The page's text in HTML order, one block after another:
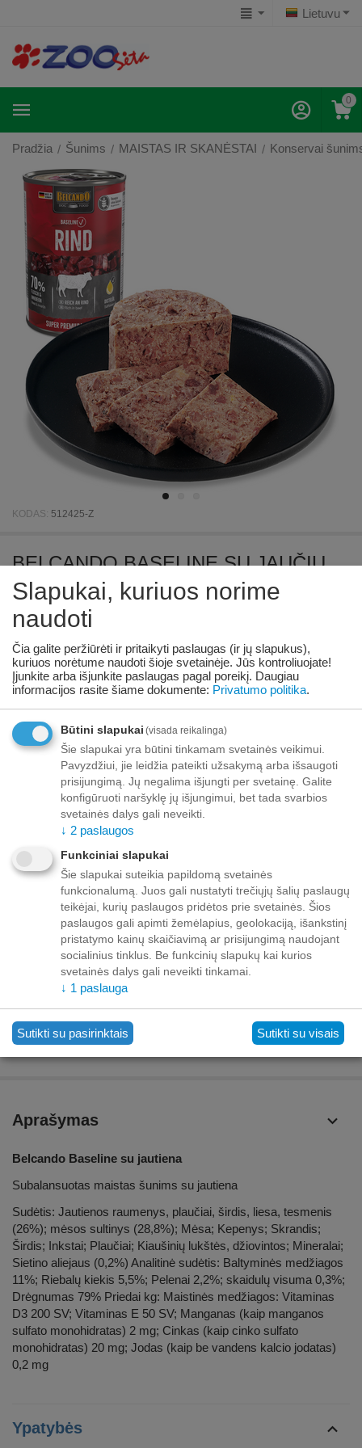
Lietuvu
0
Pradžia / Šunims / MAISTAS IR SKANĖSTAI / Konservai
KODAS: 512425-Z
BELCANDO BASELINE SU JAUČIU
400GR - ŠUNŲ KONSERVAI BE
GRŪDŲ
Prieinamumas: 156 vnt. tiekėjo sandėlyje
€242
: 08/08/2026
Minimalus kiekis prekei "BELCANDO BASELINE SU
JAUČIU 400GR - ŠUNŲ KONSERVAI BE GRŪDŲ"
Pridėti prie pageidavimų sąrašo Užduokite klausimą
Pristatymas
Iki buto durų nuo 70,00 EUR nemokamai!
Iki 69,99 EUR pristatymo mokestis:
Venipak kurjeris – 10,00 EUR
Unisend siuntų automatas - 3,50 EUR
Omniva siuntų automatas - 5,00 EUR
Mokėjimas
Aprašymas
Belcando Baseline su jautiena
Subalansuotas maistas šunims su jautiena
Sudėtis: Jautienos raumenys, plaučiai, širdis, liesa, tesmenis
(26%); mėsos sultinys (28,8%); Mėsa; Kepenys; Skrandis;
Širdis; Inkstai; Plaučiai; Kiaušinių lukštės, džiovintos; Mineralai;
Sietino aliejaus (0,2%) Analitinė sudėtis: Baltyminės medžiagos
11%; Riebalų kiekis 5,5%; Pelenai 2,2%; skaidulų visuma 0,3%;
Drėgnumas 79% Priedai kg: Maistinės medžiagos: Vitaminas
D3 200 SV; Vitaminas E 50 SV; Manganas (kaip manganos
sulfato monohidratas) 2 mg; Cinkas (kaip cinko sulfato
monohidratas) 20 mg; Jodas (kaip be vandens kalcio jodatas)
0,2 mg
Ypatybės
Slapukai, kuriuos norime
naudoti
Čia galite peržiūrėti ir pritaikyti paslaugas (ir jų slapukus),
kuriuos norėtume naudoti šioje svetainėje. Jūs kontroliuojate!
Įjunkite arba išjunkite paslaugas pagal poreikį. Daugiau
informacijos rasite šiame dokumente: Privatumo politika.
Būtini slapukai (visada reikalinga)
Šie slapukai yra būtini tinkamam svetainės veikimui.
Pavyzdžiui, jie leidžia pateikti užsakymą arba išsaugoti
prisijungimą. Jų negalima išjungti per svetainę. Galite
konfigūruoti naršyklę jų išjungimui, bet tada svarbios
svetainės dalys gali neveikti.
↓ 2 paslaugos
Funkciniai slapukai
Šie slapukai suteikia papildomą svetainės
funkcionalumą. Juos gali nustatyti trečiųjų šalių paslaugų
teikėjai, kurių paslaugos pridėtos prie svetainės. Šios
paslaugos gali apimti žemėlapius, geolokaciją, išankstinį
pristatymo kainų skaičiavimą ar prisijungimą naudojant
socialinius tinklus. Be funkcinių slapukų kai kurios
svetainės dalys gali neveikti tinkamai.
↓ 1 paslauga
Sutikti su pasirinktais Sutikti su visais